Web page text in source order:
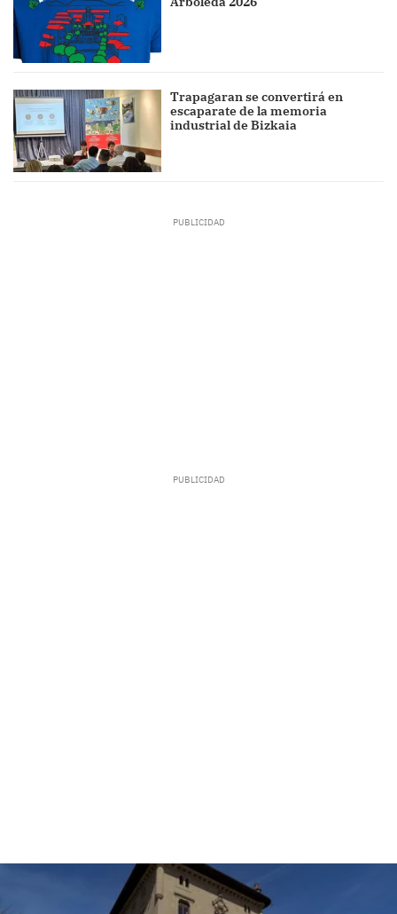
Trapagaran se convertirá en
escaparate de la memoria
industrial de Bizkaia